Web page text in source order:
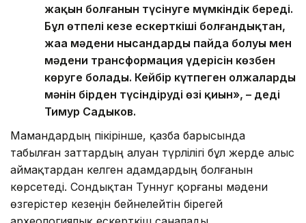
жақын болғанын түсінуге мүмкіндік береді.
Бұл өтпелі кезең ескерткіші болғандықтан,
жаңа мәдени нысандардың пайда болуы мен
мәдени трансформация үдерісін көзбен
көруге болады. Кейбір күтпеген олжалардың
мәнін бірден түсіндірудің өзі қиын», – деді
Тимур Садыков.
Мамандардың пікірінше, қазба барысында
табылған заттардың алуан түрлілігі бұл жерде алыс
аймақтардан келген адамдардың болғанын
көрсетеді. Сондықтан Туннуг қорғаны мәдени
өзгерістер кезеңін бейнелейтін бірегей